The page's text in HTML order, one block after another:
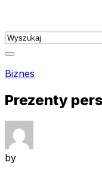
content
Biznes
Prezenty
by